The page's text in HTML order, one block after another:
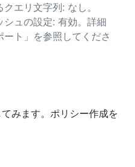
エリ文字列: なし。
ュの設定: 有効。詳細
ト」を参照してくださ
みます。ポリシー作成を